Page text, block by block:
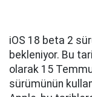
iOS 18 beta 2
bekleniyor. Bu
olarak 15
sürümünün